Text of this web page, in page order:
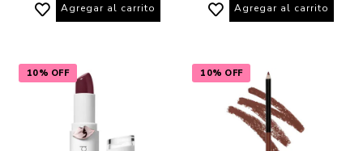
Agregar al carrito Agregar al carrito
10% OFF 10% OFF